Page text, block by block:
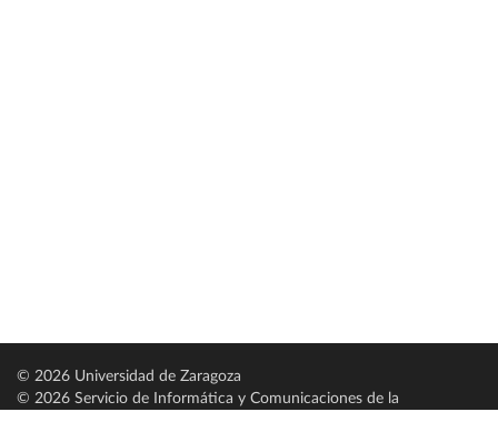
© 2026 Universidad de Zaragoza
© 2026 Servicio de Informática y Comunicaciones de la